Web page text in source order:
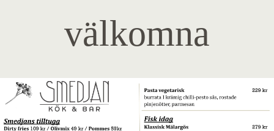
välkomna